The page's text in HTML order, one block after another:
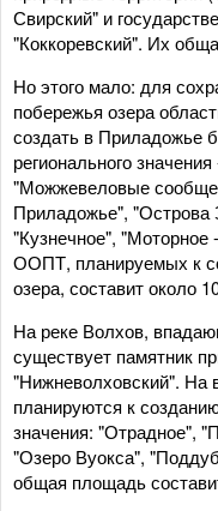
Свирский" и
"Коккоревский". Их
Но этого мало: для
побережья озера
создать в
регионального
"Можжевеловые
Приладожье",
"Кузнечное",
ООПТ, планируемых к
озера, составит около
На реке Волхов,
существует памятник
"Нижневолховский". На
планируются к
значения: "Отрадное",
"Озеро Вуокса",
общая площадь